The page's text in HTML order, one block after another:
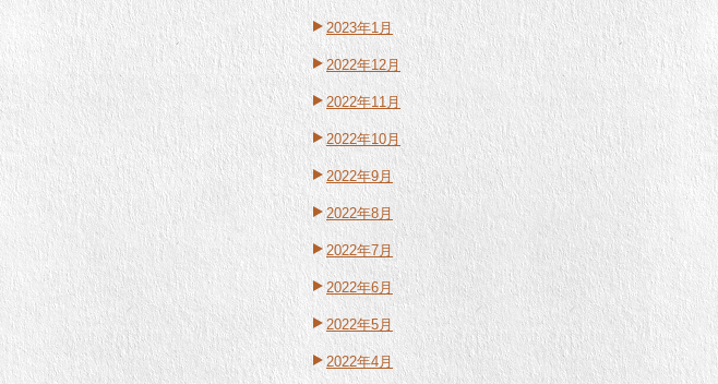
2023年1月
2022年12月
2022年11月
2022年10月
2022年9月
2022年8月
2022年7月
2022年6月
2022年5月
2022年4月